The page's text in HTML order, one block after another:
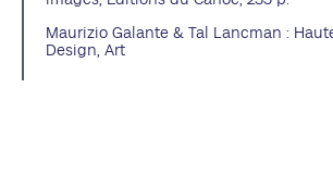
Maurizio Galante & Tal Lancman :
Design, Art